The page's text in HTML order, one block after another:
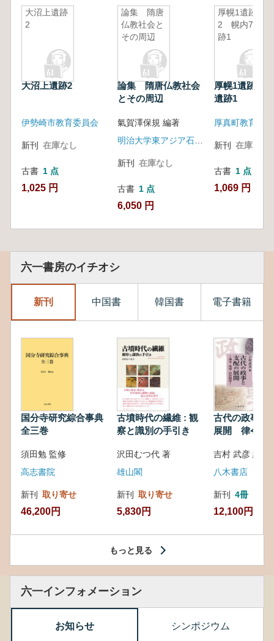
大沼上遺跡
2
大沼上遺跡2
伊勢崎市教育委員会
新刊 在庫なし
古書 1 点
1,025 円
論集 隋唐
仏教社会と
その周辺
論集 隋唐仏教社会
とその周辺
氣賀澤保規 編著
新刊 在庫なし
古書 1 点
6,050 円
厚幌1遺跡
2 幌内7遺
跡1
厚幌1遺跡2
遺跡1
厚真町教育委
新刊 在庫なし
古書 1 点
1,069 円
六一書房のイチオシ
新刊 中国書 韓国書 電子書籍
国分寺研究綜合事典
全三巻
須田勉 監修
高志書院
新刊 取り寄せ
46,200円
古墳時代の繊維 : 観
察と識別の手引き
沢田むつ代 著
雄山閣
新刊 取り寄せ
5,830円
古代の政事と
展開 律令・
吉村 武彦 編集
八木書店
新刊 4冊
12,100円
もっと見る
六一インフォメーション
お知らせ シンポジウム